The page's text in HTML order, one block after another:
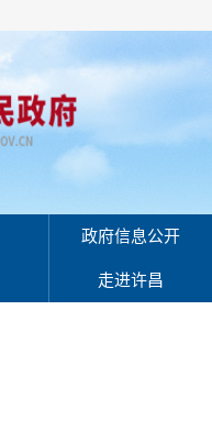
政府信息公开
走进许昌